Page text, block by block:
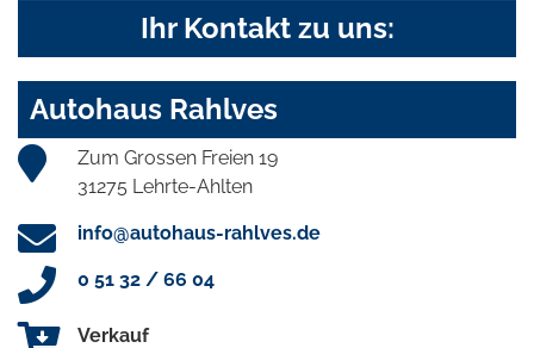
Ihr Kontakt zu uns:
Autohaus Rahlves
Zum Grossen Freien 19
31275 Lehrte-Ahlten
info@autohaus-rahlves.de
0 51 32 / 66 04
Verkauf